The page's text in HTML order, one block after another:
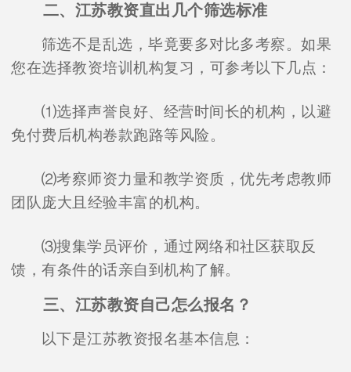
二、江苏教资直出几个筛选标准
筛选不是乱选，毕竟要多对比多考察。如果
您在选择教资培训机构复习，可参考以下几点：
⑴选择声誉良好、经营时间长的机构，以避
免付费后机构卷款跑路等风险。
⑵考察师资力量和教学资质，优先考虑教师
团队庞大且经验丰富的机构。
⑶搜集学员评价，通过网络和社区获取反
馈，有条件的话亲自到机构了解。
三、江苏教资自己怎么报名？
以下是江苏教资报名基本信息：